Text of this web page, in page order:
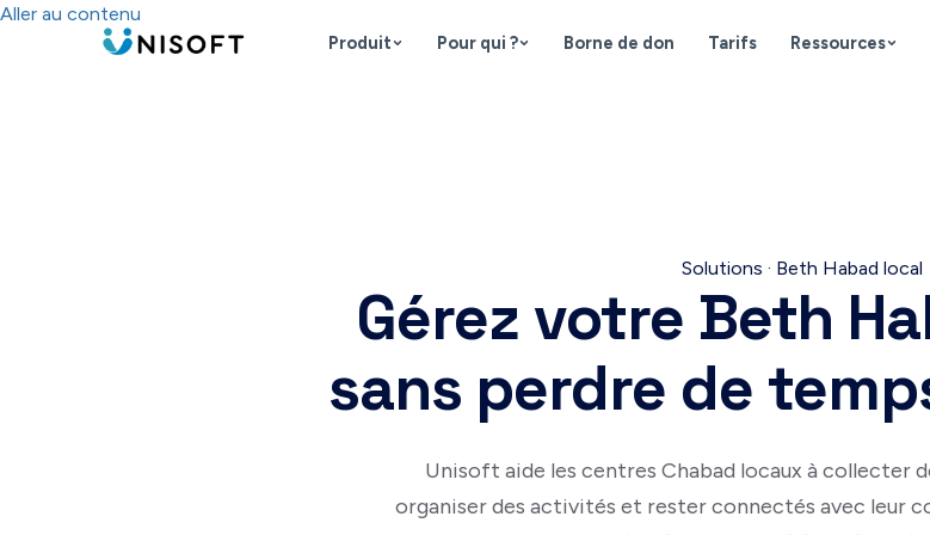
Aller au contenu
Produit Pour qui ? Borne de don Tarifs Ressources
Solutions · Beth Habad local
Gérez votre Beth
sans perdre de
Unisoft aide les centres Chabad locaux à collecter
organiser des activités et rester connectés avec leur